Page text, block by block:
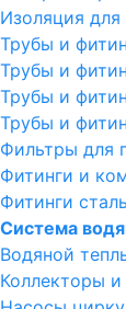
Изоляция для
Трубы и
Трубы и
Трубы и
Трубы и
Фильтры для
Фитинги и
Фитинги
Система
Водяной
Коллекторы